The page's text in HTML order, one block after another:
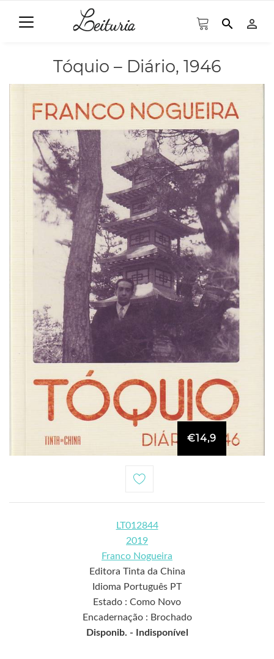
search person_outline
Tóquio – Diário, 1946
€14,9
LT012844
2019
Franco Nogueira
Editora Tinta da China
Idioma Português PT
Estado : Como Novo
Encadernação : Brochado
Disponib. -
Indisponível